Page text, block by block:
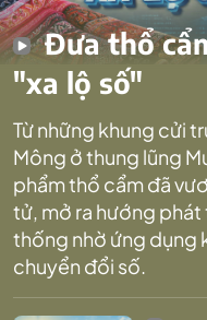
Đưa thổ
"xa lộ số"
Từ những khung cửi
Mông ở thung lũng
phẩm thổ cẩm đã
tử, mở ra hướng
thống nhờ ứng dụng
chuyển đổi số.